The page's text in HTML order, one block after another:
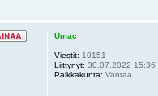
Umac
Viestit: 10151
Liittynyt: 30.07.2022 15:36
Paikkakunta: Vantaa